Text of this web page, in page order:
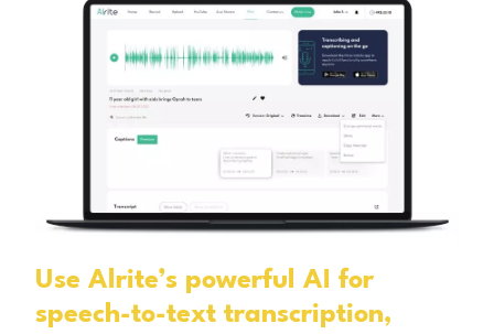
Use Alrite’s powerful AI for
speech-to-text transcription,